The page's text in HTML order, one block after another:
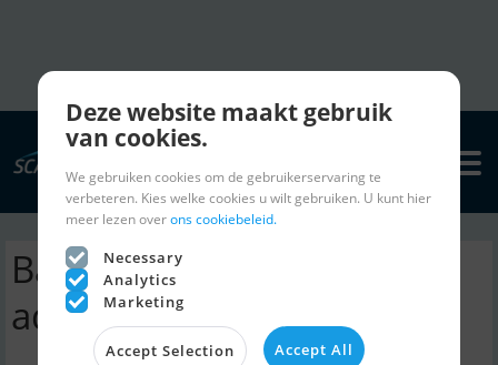
Baltic 48 DP zeilboten |
advertenties
Deze website maakt gebruik
van cookies.
We gebruiken cookies om de gebruikerservaring te
verbeteren. Kies welke cookies u wilt gebruiken. U kunt hier
meer lezen overons cookiebeleid.
Necessary
Analytics
Marketing
Accept Selection Accept All